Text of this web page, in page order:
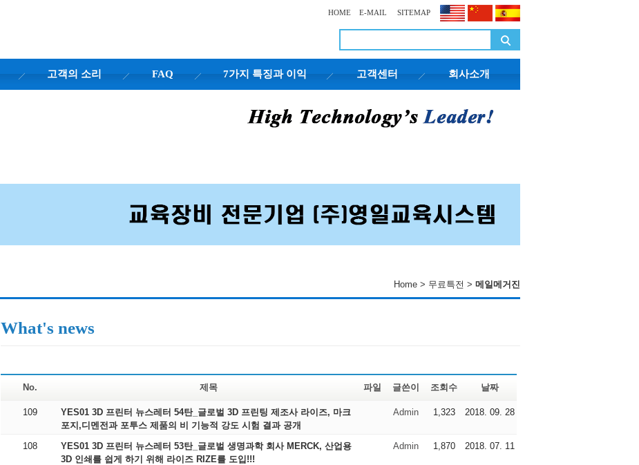
HOME E-MAIL SITEMAP
고객의 소리 FAQ 7가지 특징과 이익 고객센터 회사소개
Home > 무료특전 > 메일메거진
What's news
No. 제목 파일 글쓴이 조회수 날짜
109
YES01 3D 프린터 뉴스레터 54탄_글로벌 3D 프린팅 제조사 라이즈, 마크
포지,디멘전과 포투스 제품의 비 기능적 강도 시험 결과 공개
Admin 1,323 2018. 09. 28
108
YES01 3D 프린터 뉴스레터 53탄_글로벌 생명과학 회사 MERCK, 산업용
3D 인쇄를 쉽게 하기 위해 라이즈 RIZE를 도입!!!
Admin 1,870 2018. 07. 11